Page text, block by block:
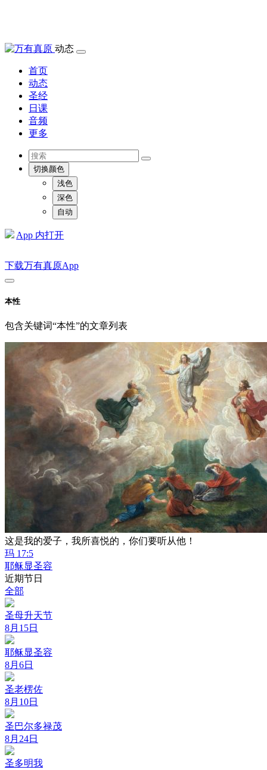
动态
首页
动态
圣经
日课
音频
更多
切换颜色
浅色
深色
自动
App 内打开
下载万有真原App
本性
包含关键词“本性”的文章列表
这是我的爱子，我所喜悦的，你们要听从他！
玛 17:5
耶稣显圣容
近期节日
全部
圣母升天节
8月15日
耶稣显圣容
8月6日
圣老楞佐
8月10日
圣巴尔多禄茂
8月24日
圣多明我